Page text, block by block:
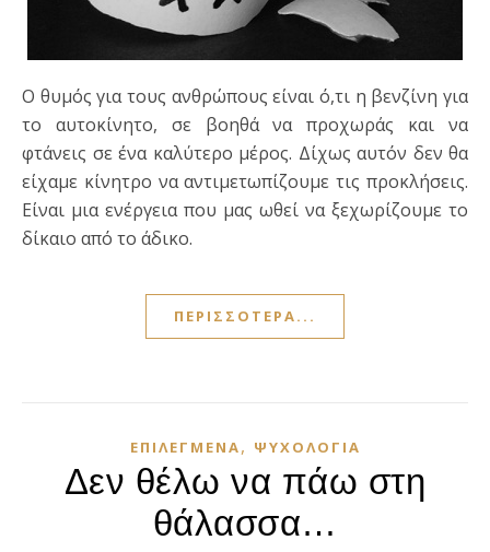
Ο θυμός για τους ανθρώπους είναι ό,τι η βενζίνη για
το αυτοκίνητο, σε βοηθά να προχωράς και να
φτάνεις σε ένα καλύτερο μέρος. Δίχως αυτόν δεν θα
είχαμε κίνητρο να αντιμετωπίζουμε τις προκλήσεις.
Είναι μια ενέργεια που μας ωθεί να ξεχωρίζουμε το
δίκαιο από το άδικο.
ΠΕΡΙΣΣΌΤΕΡΑ...
ΕΠΙΛΕΓΜΈΝΑ, ΨΥΧΟΛΟΓΊΑ
Δεν θέλω να πάω στη
θάλασσα…